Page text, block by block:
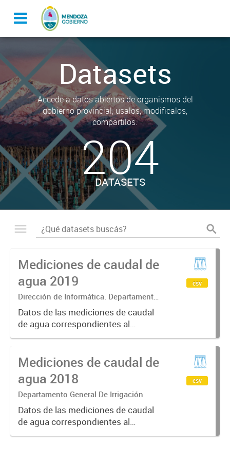
Datasets
Accede a datos abiertos de organismos del
gobierno provincial, usalos, modificalos,
compartilos.
204
DATASETS
Mediciones de caudal de
agua 2019
Dirección de Informática. Departamento
General De Irrigación.
Datos de las mediciones de caudal
de agua correspondientes al
Sistema MIDO (Modelo de
Operativa) el cual informa el
volumen de caudales en tiempo
real, calidad del...
csv
Mediciones de caudal de
agua 2018
Departamento General De Irrigación
Datos de las mediciones de caudal
de agua correspondientes al
Sistema MIDO (Modelo de
csv